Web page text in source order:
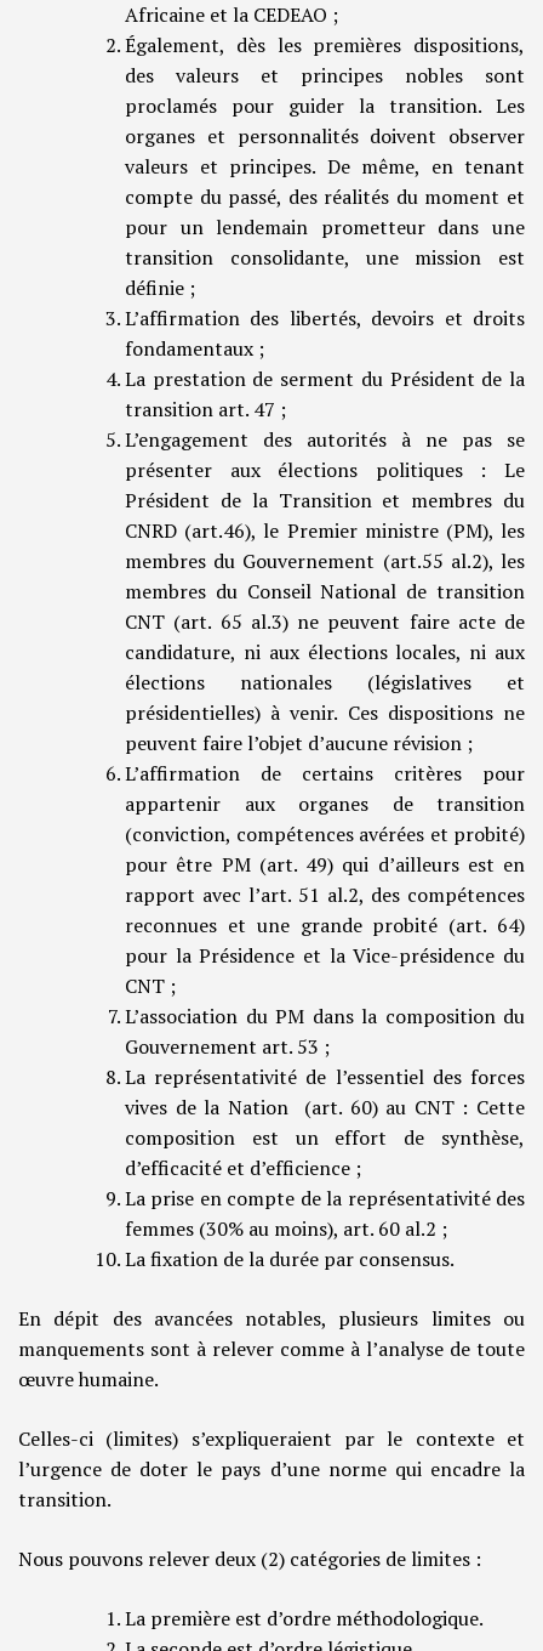
Africaine et la CEDEAO ;
Également, dès les premières dispositions,
des valeurs et principes nobles sont
proclamés pour guider la transition. Les
organes et personnalités doivent observer
valeurs et principes. De même, en tenant
compte du passé, des réalités du moment et
pour un lendemain prometteur dans une
transition consolidante, une mission est
définie ;
L’affirmation des libertés, devoirs et droits
fondamentaux ;
La prestation de serment du Président de la
transition art. 47 ;
L’engagement des autorités à ne pas se
présenter aux élections politiques : Le
Président de la Transition et membres du
CNRD (art.46), le Premier ministre (PM), les
membres du Gouvernement (art.55 al.2), les
membres du Conseil National de transition
CNT (art. 65 al.3) ne peuvent faire acte de
candidature, ni aux élections locales, ni aux
élections nationales (législatives et
présidentielles) à venir. Ces dispositions ne
peuvent faire l’objet d’aucune révision ;
L’affirmation de certains critères pour
appartenir aux organes de transition
(conviction, compétences avérées et probité)
pour être PM (art. 49) qui d’ailleurs est en
rapport avec l’art. 51 al.2, des compétences
reconnues et une grande probité (art. 64)
pour la Présidence et la Vice-présidence du
CNT ;
L’association du PM dans la composition du
Gouvernement art. 53 ;
La représentativité de l’essentiel des forces
vives de la Nation (art. 60) au CNT : Cette
composition est un effort de synthèse,
d’efficacité et d’efficience ;
La prise en compte de la représentativité des
femmes (30% au moins), art. 60 al.2 ;
La fixation de la durée par consensus.
En dépit des avancées notables, plusieurs limites ou
manquements sont à relever comme à l’analyse de toute
œuvre humaine.
Celles-ci (limites) s’expliqueraient par le contexte et
l’urgence de doter le pays d’une norme qui encadre la
transition.
Nous pouvons relever deux (2) catégories de limites :
La première est d’ordre méthodologique.